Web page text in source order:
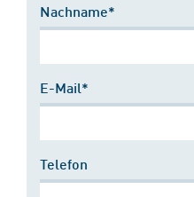
Nachname*
E-Mail*
Telefon